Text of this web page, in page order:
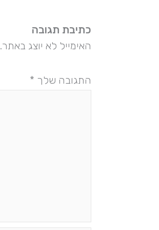
כתיבת תגובה
האימייל לא יוצג באתר.
התגובה שלך *